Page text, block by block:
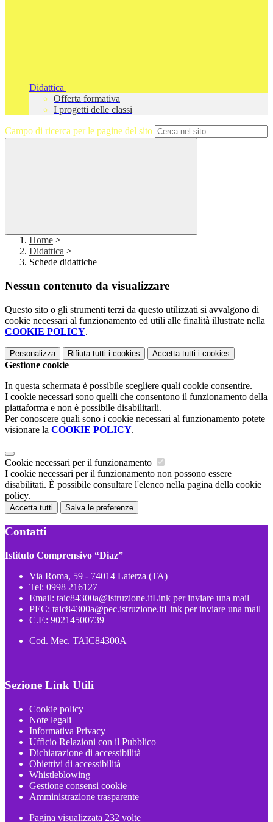
Didattica
Offerta formativa
I progetti delle classi
Campo di ricerca per le pagine del sito
Home >
Didattica >
Schede didattiche
Nessun contenuto da visualizzare
Questo sito o gli strumenti terzi da questo utilizzati si avvalgono di
cookie necessari al funzionamento ed utili alle finalità illustrate nella
COOKIE POLICY.
Personalizza Rifiuta tutti i cookies Accetta tutti i cookies
Gestione cookie
In questa schermata è possibile scegliere quali cookie consentire.
I cookie necessari sono quelli che consentono il funzionamento della
piattaforma e non è possibile disabilitarli.
Per conoscere quali sono i cookie necessari al funzionamento potete
visionare la COOKIE POLICY.
Cookie necessari per il funzionamento
I cookie necessari per il funzionamento non possono essere
disabilitati. È possibile consultare l'elenco nella pagina della cookie
policy.
Accetta tutti Salva le preferenze
Contatti
Istituto Comprensivo “Diaz”
Via Roma, 59 - 74014 Laterza (TA)
Tel: 0998 216127
Email: taic84300a@istruzione.itLink per inviare una mail
PEC: taic84300a@pec.istruzione.itLink per inviare una mail
C.F.: 90214500739
Cod. Mec. TAIC84300A
Sezione Link Utili
Cookie policy
Note legali
Informativa Privacy
Ufficio Relazioni con il Pubblico
Dichiarazione di accessibilità
Obiettivi di accessibilità
Whistleblowing
Gestione consensi cookie
Amministrazione trasparente
Pagina visualizzata 232 volte